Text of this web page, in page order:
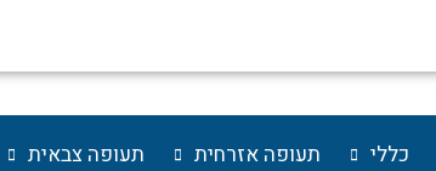
כללי תעופה אזרחית תעופה צבאית